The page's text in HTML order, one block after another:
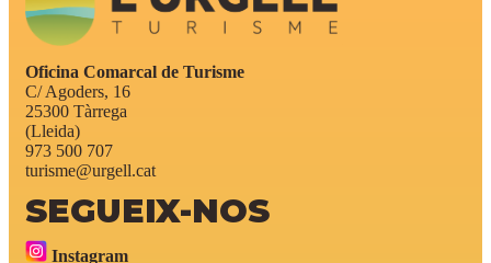
Oficina Comarcal de Turisme
C/ Agoders, 16
25300 Tàrrega
(Lleida)
973 500 707
turisme@urgell.cat
SEGUEIX-NOS
Instagram